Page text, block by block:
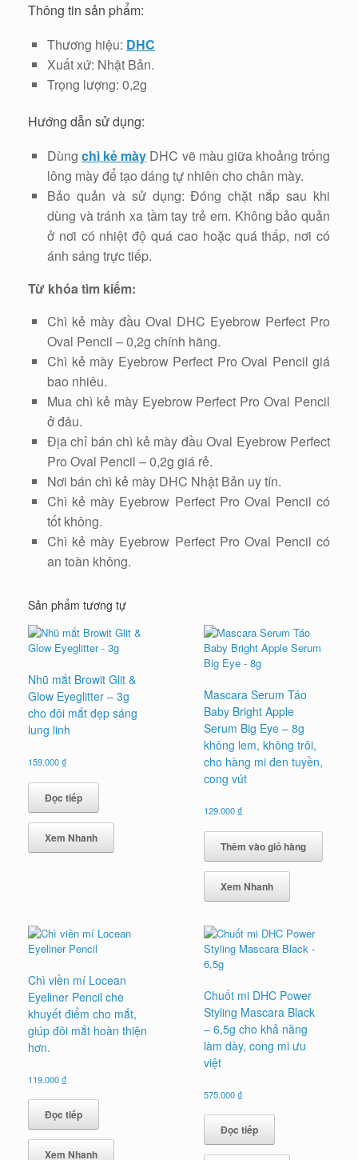
Thông tin sản phẩm:
Thương hiệu: DHC
Xuất xứ: Nhật Bản.
Trọng lượng: 0,2g
Hướng dẫn sử dụng:
Dùngchì kẻ mày DHC vẽ màu giữa khoảng trống
lông mày để tạo dáng tự nhiên cho chân mày.
Bảo quản và sử dụng: Đóng chặt nắp sau khi
dùng và tránh xa tầm tay trẻ em. Không bảo quản
ở nơi có nhiệt độ quá cao hoặc quá thấp, nơi có
ánh sáng trực tiếp.
Từ khóa tìm kiếm:
Chì kẻ mày đầu Oval DHC Eyebrow Perfect Pro
Oval Pencil – 0,2g chính hãng.
Chì kẻ mày Eyebrow Perfect Pro Oval Pencil giá
bao nhiêu.
Mua chì kẻ mày Eyebrow Perfect Pro Oval Pencil
ở đâu.
Địa chỉ bán chì kẻ mày đầu Oval Eyebrow Perfect
Pro Oval Pencil – 0,2g giá rẻ.
Nơi bán chì kẻ mày DHC Nhật Bản uy tín.
Chì kẻ mày Eyebrow Perfect Pro Oval Pencil có
tốt không.
Chì kẻ mày Eyebrow Perfect Pro Oval Pencil có
an toàn không.
Sản phẩm tương tự
Nhũ mắt Browit Glit &
Glow Eyeglitter – 3g
cho đôi mắt đẹp sáng
lung linh
159.000₫
Đọc tiếp
Xem Nhanh
Mascara Serum Táo
Baby Bright Apple
Serum Big Eye – 8g
không lem, không trôi,
cho hàng mi đen tuyền,
cong vút
129.000₫
Thêm vào giỏ hàng
Xem Nhanh
Chì viền mí Locean
Eyeliner Pencil che
khuyết điểm cho mắt,
giúp đôi mắt hoàn thiện
hơn.
119.000₫
Đọc tiếp
Xem Nhanh
Chuốt mi DHC Power
Styling Mascara Black
– 6,5g cho khả năng
làm dày, cong mi ưu
việt
575.000₫
Đọc tiếp